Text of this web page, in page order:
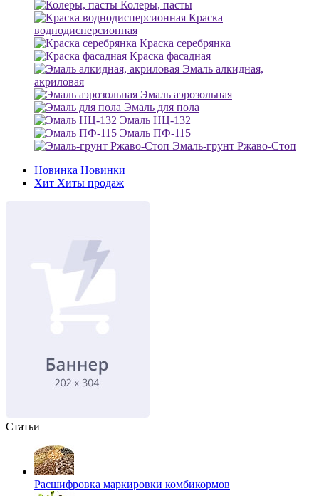
Колеры, пасты
Краска
воднодисперсионная
Краска серебрянка
Краска фасадная
Эмаль алкидная,
акриловая
Эмаль аэрозольная
Эмаль для пола
Эмаль НЦ-132
Эмаль ПФ-115
Эмаль-грунт Ржаво-Стоп
Новинка Новинки
Хит Хиты продаж
Статьи
Расшифровка маркировки комбикормов